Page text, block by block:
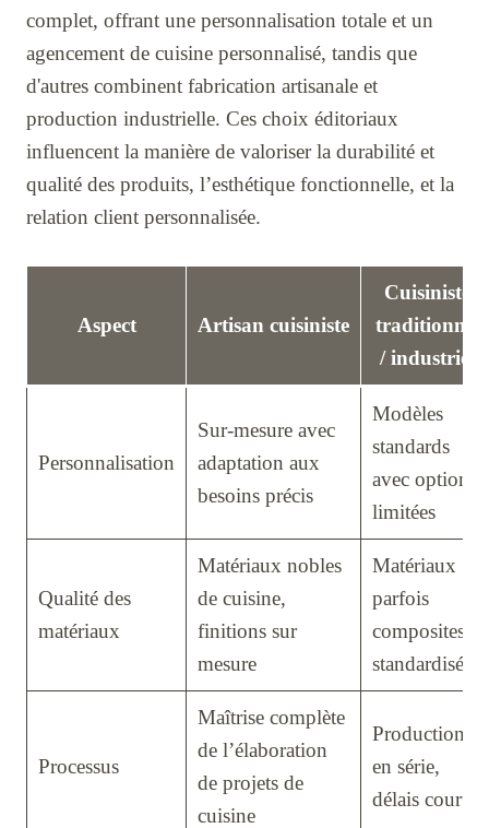
complet, offrant une personnalisation totale et un
agencement de cuisine personnalisé, tandis que
d'autres combinent fabrication artisanale et
production industrielle. Ces choix éditoriaux
influencent la manière de valoriser la durabilité et
qualité des produits, l’esthétique fonctionnelle, et la
relation client personnalisée.
Aspect Artisan cuisiniste
Cuisiniste
traditionnel
/ industriel
Personnalisation
Sur-mesure avec
adaptation aux
besoins précis
Modèles
standards
avec options
limitées
Qualité des
matériaux
Matériaux nobles
de cuisine,
finitions sur
mesure
Matériaux
parfois
composites,
standardisés
Processus
Maîtrise complète
de l’élaboration
de projets de
cuisine
Production
en série,
délais courts